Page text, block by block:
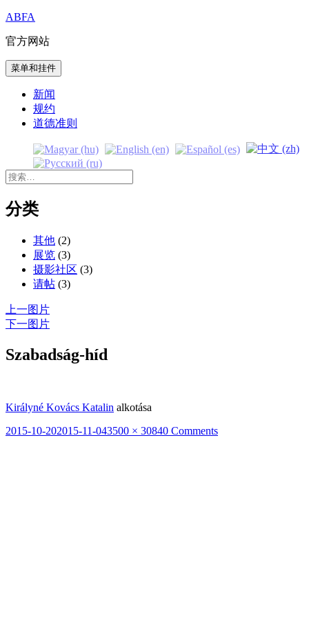
跳
内
容
ABFA
官方网站
菜单和挂件
新闻
规约
道德准则
搜
分类
其他 (2)
展览 (3)
摄影社区 (3)
请帖 (3)
上一图片
下一图片
Szabadság-híd
Királyné Kovács Katalin alkotása
发
2015-10-202015-11-04原
3500 × 30840 Comments